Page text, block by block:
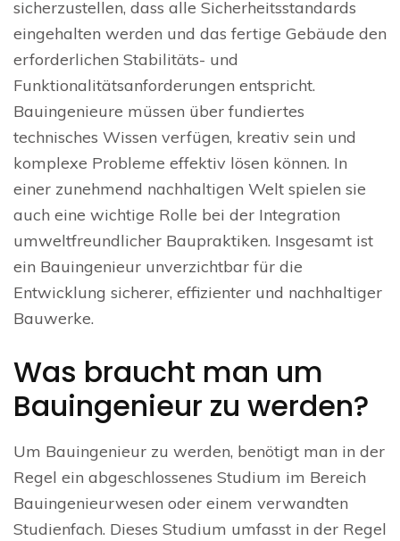
sicherzustellen, dass alle Sicherheitsstandards
eingehalten werden und das fertige Gebäude den
erforderlichen Stabilitäts- und
Funktionalitätsanforderungen entspricht.
Bauingenieure müssen über fundiertes
technisches Wissen verfügen, kreativ sein und
komplexe Probleme effektiv lösen können. In
einer zunehmend nachhaltigen Welt spielen sie
auch eine wichtige Rolle bei der Integration
umweltfreundlicher Baupraktiken. Insgesamt ist
ein Bauingenieur unverzichtbar für die
Entwicklung sicherer, effizienter und nachhaltiger
Bauwerke.
Was braucht man um
Bauingenieur zu werden?
Um Bauingenieur zu werden, benötigt man in der
Regel ein abgeschlossenes Studium im Bereich
Bauingenieurwesen oder einem verwandten
Studienfach. Dieses Studium umfasst in der Regel